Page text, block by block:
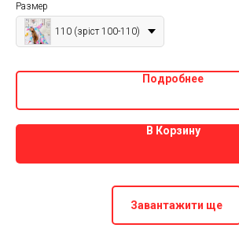
Размер
110 (зріст 100-110)
Подробнее
В Корзину
Завантажити ще